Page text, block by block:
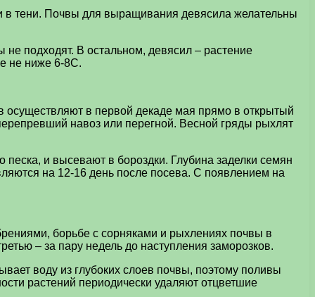
тени. Почвы для выращивания девясила желательны
подходят. В остальном, девясил – растение
не ниже 6-8С.
в первой декаде мая прямо в открытый
навоз или перегной. Весной гряды рыхлят
и высевают в бороздки. Глубина заделки семян
на 12-16 день после посева. С появлением на
борьбе с сорняками и рыхлениях почвы в
– за пару недель до наступления заморозков.
воду из глубоких слоев почвы, поэтому поливы
растений периодически удаляют отцветшие